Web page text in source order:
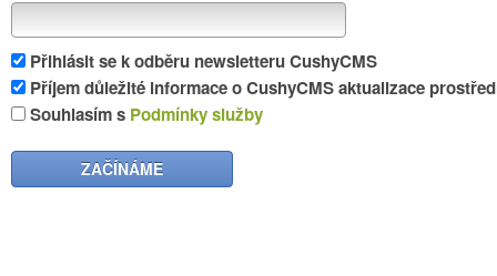
Přihlásit se k odběru newsletteru CushyCMS
Příjem důležité informace o CushyCMS aktualizace
Souhlasím s Podmínky služby
ZAČÍNÁME